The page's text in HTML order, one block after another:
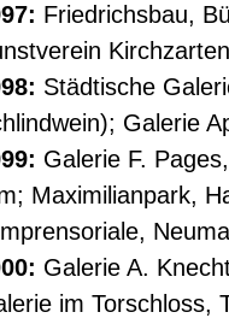
Friedrichsbau,
Städtische
Galerie
Galerie F.
Maximilianpark,
Galerie A.
im Torschloss,